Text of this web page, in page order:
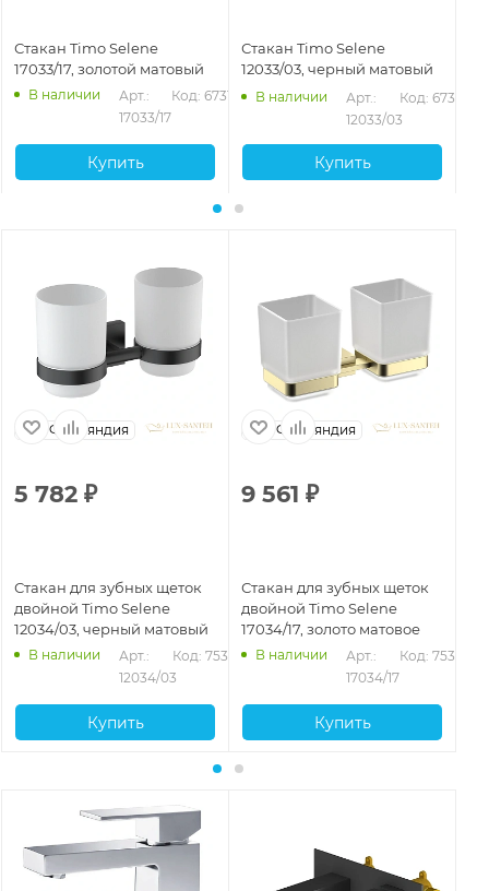
Стакан Timo Selene
17033/17, золотой матовый
В наличии
Арт.:
17033/17
Код: 67316
Купить
Стакан Timo Selene
12033/03, черный матовый
В наличии
Арт.:
12033/03
Код: 67314
Купить
Финляндия
5 782 ₽
Стакан для зубных щеток
двойной Timo Selene
12034/03, черный матовый
В наличии
Арт.:
12034/03
Код: 75327
Купить
Финляндия
9 561 ₽
Стакан для зубных щеток
двойной Timo Selene
17034/17, золото матовое
В наличии
Арт.:
17034/17
Код: 75329
Купить